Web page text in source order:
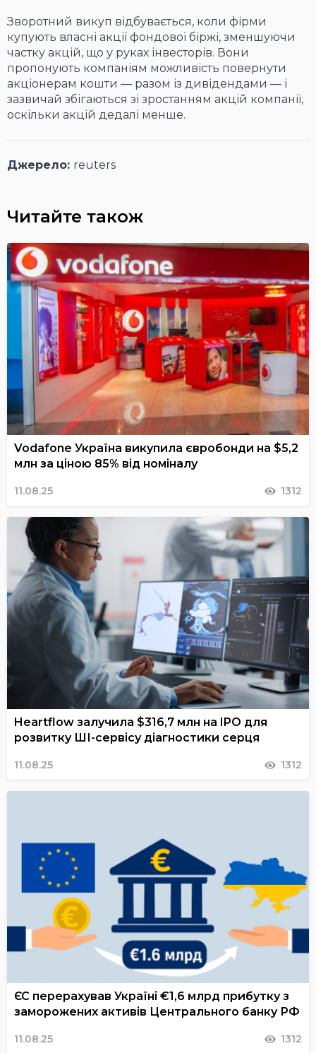
Зворотний викуп відбувається, коли фірми
купують власні акції фондової біржі, зменшуючи
частку акцій, що у руках інвесторів. Вони
пропонують компаніям можливість повернути
акціонерам кошти — разом із дивідендами — і
зазвичай збігаються зі зростанням акцій компанії,
оскільки акцій дедалі менше.
Джерело: reuters
Читайте також
Vodafone Україна викупила євробонди на $5,2
млн за ціною 85% від номіналу
11.08.25 1312
Heartflow залучила $316,7 млн на IPO для
розвитку ШІ-сервісу діагностики серця
11.08.25 1312
ЄС перерахував Україні €1,6 млрд прибутку з
заморожених активів Центрального банку РФ
11.08.25 1312